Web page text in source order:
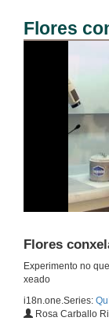
Flores
Flores
Experimento no
xeado
i18n.one.Series:
Rosa Carballo